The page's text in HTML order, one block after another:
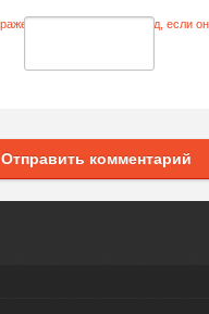
Отправить комментарий